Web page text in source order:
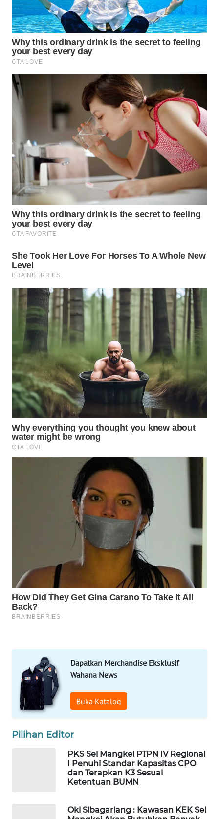
Dapatkan Merchandise Eksklusif
Wahana News
Buka Katalog
Pilihan Editor
PKS Sei Mangkei PTPN IV Regional
I Penuhi Standar Kapasitas CPO
dan Terapkan K3 Sesuai
Ketentuan BUMN
Oki Sibagariang : Kawasan KEK Sei
WAHANA
TANI
WAHANA
ADVOKAT
INFRASTRUKTUR
WAHANA
LISTRIK
WAHANA
TRAVEL
WAHANA
WAHANANEWS
ID
WAHANANEWS
CO ID
WAHANANEWS
NET
WAHANA
SPORT
WAHANA
UMKM
WAHANA
SELEB
HEALTH
WAHANA
DESA
WISATA
WAHANA
Wahana
Network
KONSUMEN